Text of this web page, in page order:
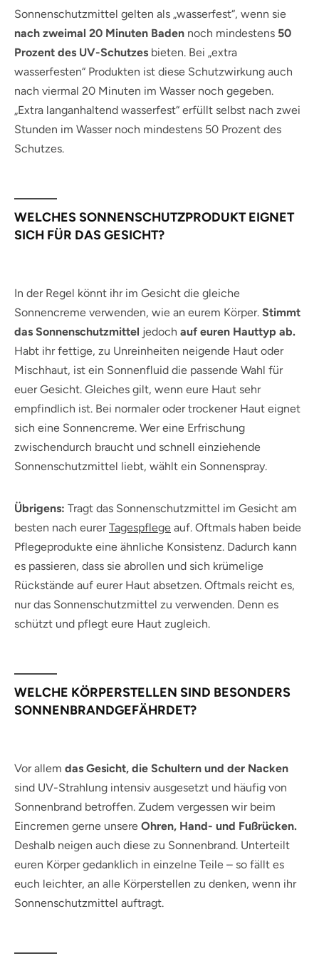
Sonnenschutzmittel gelten als „wasserfest“, wenn sie
nach zweimal 20 Minuten Baden noch mindestens 50
Prozent des UV-Schutzes bieten. Bei „extra
wasserfesten“ Produkten ist diese Schutzwirkung auch
nach viermal 20 Minuten im Wasser noch gegeben.
„Extra langanhaltend wasserfest“ erfüllt selbst nach zwei
Stunden im Wasser noch mindestens 50 Prozent des
Schutzes.
WELCHES SONNENSCHUTZPRODUKT EIGNET
SICH FÜR DAS GESICHT?
In der Regel könnt ihr im Gesicht die gleiche
Sonnencreme verwenden, wie an eurem Körper. Stimmt
das Sonnenschutzmittel jedoch auf euren Hauttyp ab.
Habt ihr fettige, zu Unreinheiten neigende Haut oder
Mischhaut, ist ein Sonnenfluid die passende Wahl für
euer Gesicht. Gleiches gilt, wenn eure Haut sehr
empfindlich ist. Bei normaler oder trockener Haut eignet
sich eine Sonnencreme. Wer eine Erfrischung
zwischendurch braucht und schnell einziehende
Sonnenschutzmittel liebt, wählt ein Sonnenspray.
Übrigens: Tragt das Sonnenschutzmittel im Gesicht am
besten nach eurerTagespflege auf. Oftmals haben beide
Pflegeprodukte eine ähnliche Konsistenz. Dadurch kann
es passieren, dass sie abrollen und sich krümelige
Rückstände auf eurer Haut absetzen. Oftmals reicht es,
nur das Sonnenschutzmittel zu verwenden. Denn es
schützt und pflegt eure Haut zugleich.
WELCHE KÖRPERSTELLEN SIND BESONDERS
SONNENBRANDGEFÄHRDET?
Vor allem das Gesicht, die Schultern und der Nacken
sind UV-Strahlung intensiv ausgesetzt und häufig von
Sonnenbrand betroffen. Zudem vergessen wir beim
Eincremen gerne unsere Ohren, Hand- und Fußrücken.
Deshalb neigen auch diese zu Sonnenbrand. Unterteilt
euren Körper gedanklich in einzelne Teile – so fällt es
euch leichter, an alle Körperstellen zu denken, wenn ihr
Sonnenschutzmittel auftragt.